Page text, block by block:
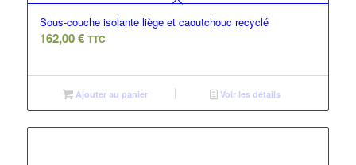
Sous-couche isolante liège et caoutchouc recyclé
162,00€ TTC
Ajouter au panier Voir les détails